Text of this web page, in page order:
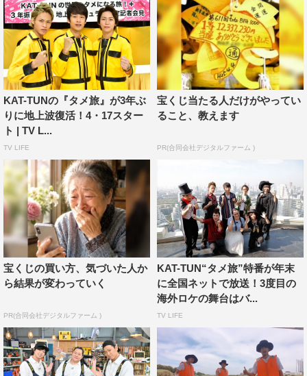
るという企画を行う。
『NEWSな2人』では社会派かつハードなロケに挑んで
いる小山と加藤だが、いつもとは全く違う方向で「ハー
ド」なロケにどう立ち向かうのか。戸惑いながらも大いに
旅を満喫する2人の様子にも注目だ。
＜出演者コメント＞
■亀梨和也（KAT-TUN）
初めてジャニーズのメンバーが来てくれて楽しかったで
す。チーム戦という、僕たちだけではできないこともでき
たので、すごく充実したロケになりました。NEWSの2人
とは付き合いも長いのですが、積極的に参加してくれてあ
りがたかったです。
竹山さんは、さすがです。とても勉強になりました。
■上田竜也（KAT-TUN）
3人でロケをするのと全く違う流れが楽しめました。番組
を盛り上げようという気持ちを感じて、すごくやりやすか
ったです。
竹山さんからは、プロの芸人さんのすごさを感じました。
KAT-TUNの『タメ旅』が3年ぶ
りに地上波復活！4・17スター
ト | TV L...
TV LIFE
宝くじ当たる人だけがやってい
ること、教えます
PR(合同会社デジタルファーム )
宝くじの買い方、気づいた人か
ら結果が変わっていく
PR(合同会社デジタルファーム )
KAT-TUN“タメ旅”特番が年末
に全国ネットで放送！3度目の
海外ロケの舞台はバ...
TV LIFE